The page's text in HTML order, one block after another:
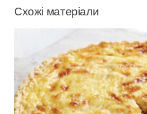
Схожі матеріали